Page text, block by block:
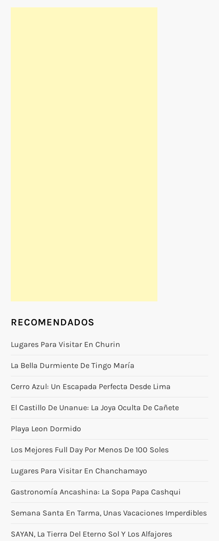
RECOMENDADOS
Lugares Para Visitar En Churin
La Bella Durmiente De Tingo María
Cerro Azul: Un Escapada Perfecta Desde Lima
El Castillo De Unanue: La Joya Oculta De Cañete
Playa Leon Dormido
Los Mejores Full Day Por Menos De 100 Soles
Lugares Para Visitar En Chanchamayo
Gastronomía Ancashina: La Sopa Papa Cashqui
Semana Santa En Tarma, Unas Vacaciones Imperdibles
SAYAN, La Tierra Del Eterno Sol Y Los Alfajores